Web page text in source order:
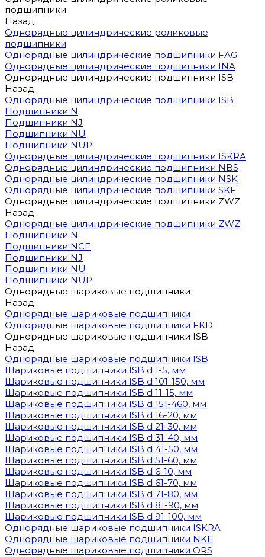
подшипники
Назад
Однорядные цилиндрические роликовые
подшипники
Однорядные цилиндрические подшипники FAG
Однорядные цилиндрические подшипники INA
Однорядные цилиндрические подшипники ISB
Назад
Однорядные цилиндрические подшипники ISB
Подшипники N
Подшипники NJ
Подшипники NU
Подшипники NUP
Однорядные цилиндрические подшипники ISKRA
Однорядные цилиндрические подшипники NBS
Однорядные цилиндрические подшипники NSK
Однорядные цилиндрические подшипники SKF
Однорядные цилиндрические подшипники ZWZ
Назад
Однорядные цилиндрические подшипники ZWZ
Подшипники N
Подшипники NCF
Подшипники NJ
Подшипники NU
Подшипники NUP
Однорядные шариковые подшипники
Назад
Однорядные шариковые подшипники
Однорядные шариковые подшипники FKD
Однорядные шариковые подшипники ISB
Назад
Однорядные шариковые подшипники ISB
Шариковые подшипники ISB d 1-5, мм
Шариковые подшипники ISB d 101-150, мм
Шариковые подшипники ISB d 11-15, мм
Шариковые подшипники ISB d 151-460, мм
Шариковые подшипники ISB d 16-20, мм
Шариковые подшипники ISB d 21-30, мм
Шариковые подшипники ISB d 31-40, мм
Шариковые подшипники ISB d 41-50, мм
Шариковые подшипники ISB d 51-60, мм
Шариковые подшипники ISB d 6-10, мм
Шариковые подшипники ISB d 61-70, мм
Шариковые подшипники ISB d 71-80, мм
Шариковые подшипники ISB d 81-90, мм
Шариковые подшипники ISB d 91-100, мм
Однорядные шариковые подшипники ISKRA
Однорядные шариковые подшипники NKE
Однорядные шариковые подшипники ORS